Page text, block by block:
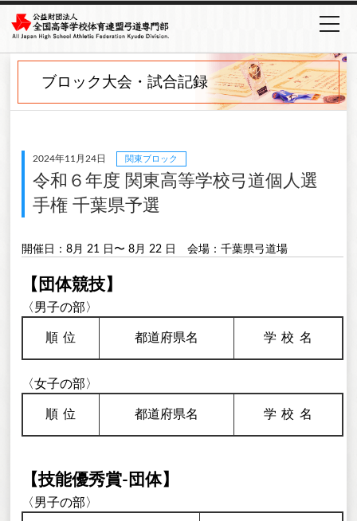
ブロック大会・試合記録
2024年11月24日 関東ブロック
令和６年度 関東高等学校弓道個人選
手権 千葉県予選
開催日：8月 21 日〜 8月 22 日 会場：千葉県弓道場
【団体競技】
〈男子の部〉
順位 都道府県名 学校 名
〈女子の部〉
順位 都道府県名 学校 名
【技能優秀賞-団体】
〈男子の部〉